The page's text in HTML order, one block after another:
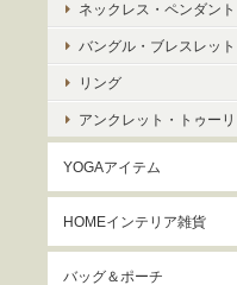
ネックレス・ペンダン
バングル・ブレスレット
リング
アンクレット・トゥー
YOGAアイテム
HOMEインテリア雑貨
バッグ＆ポーチ